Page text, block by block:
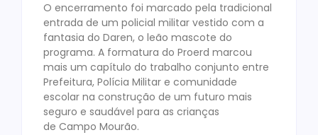
O encerramento foi marcado pela tradicional
entrada de um policial militar vestido com a
fantasia do Daren, o leão mascote do
programa. A formatura do Proerd marcou
mais um capítulo do trabalho conjunto entre
Prefeitura, Polícia Militar e comunidade
escolar na construção de um futuro mais
seguro e saudável para as crianças
de Campo Mourão.